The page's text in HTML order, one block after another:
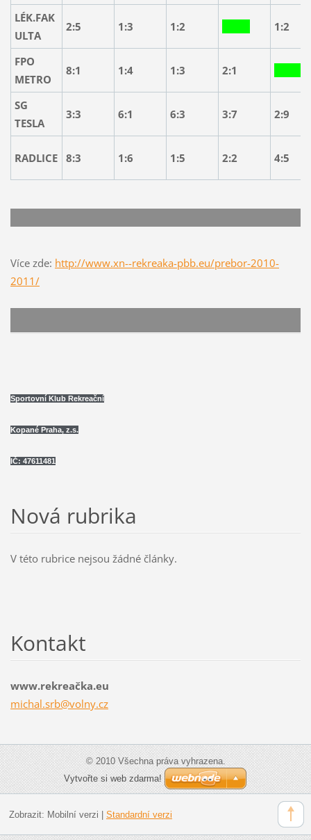
LÉK.FAK
ULTA
2:5 1:3 1:2 1:2
FPO
METRO
8:1 1:4 1:3 2:1
SG
TESLA
3:3 6:1 6:3 3:7 2:9
RADLICE 8:3 1:6 1:5 2:2 4:5
Více zde: http://www.xn--rekreaka-pbb.eu/prebor-2010-
2011/
Sportovní Klub Rekreační
Kopané Praha, z.s.
IČ: 47611481
Nová rubrika
V této rubrice nejsou žádné články.
Kontakt
www.rekreačka.eu
michal.srb@volny.cz
© 2010 Všechna práva vyhrazena.
Vytvořte si web zdarma!
Zobrazit: Mobilní verzi Standardní verzi